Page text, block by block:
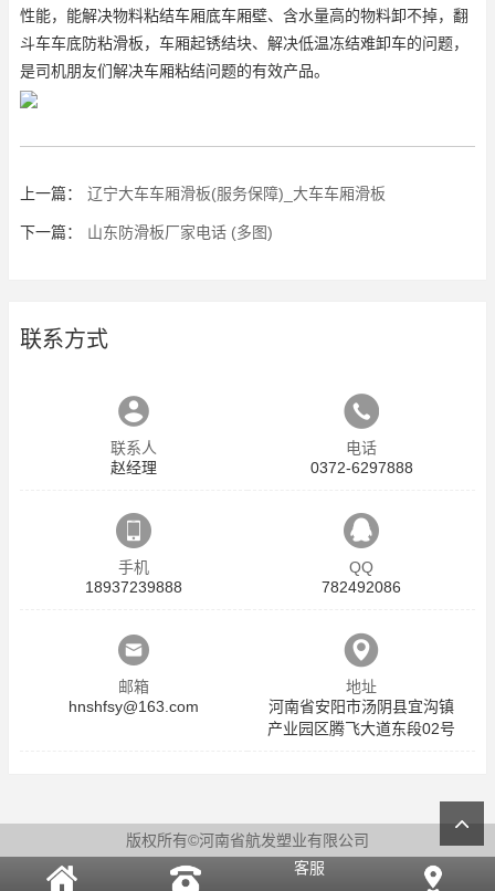
性能，能解决物料粘结车厢底车厢壁、含水量高的物料卸不掉，翻
斗车车底防粘滑板，车厢起锈结块、解决低温冻结难卸车的问题，
是司机朋友们解决车厢粘结问题的有效产品。
上一篇： 辽宁大车车厢滑板(服务保障)_大车车厢滑板
下一篇： 山东防滑板厂家电话 (多图)
联系方式
联系人
赵经理
电话
0372-6297888
手机
18937239888
QQ
782492086
邮箱
hnshfsy@163.com
地址
河南省安阳市汤阴县宜沟镇
产业园区腾飞大道东段02号
版权所有©河南省航发塑业有限公司
客服